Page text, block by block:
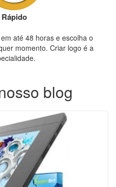
até 48 horas e escolha o
momento. Criar logo é a
blog